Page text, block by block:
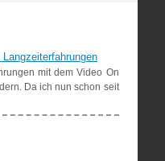
mit dem Video On
Da ich nun schon seit